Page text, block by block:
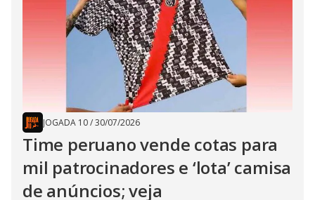
JOGADA 10/30/07/2026
Time peruano vende cotas para
mil patrocinadores e ‘lota’ camisa
de anúncios; veja